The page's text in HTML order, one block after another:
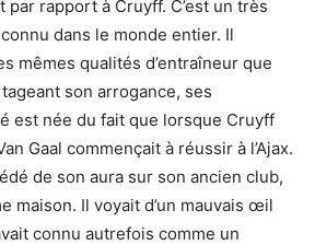
rapport à Cruyff. C’est un très
dans le monde entier. Il
mêmes qualités d’entraîneur que
son arrogance, ses
est née du fait que lorsque Cruyff
Gaal commençait à réussir à l’Ajax.
de son aura sur son ancien club,
maison. Il voyait d’un mauvais œil
connu autrefois comme un